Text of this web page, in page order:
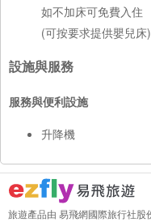
如不加床可免費入住
(可按要求提供嬰兒床)
設施與服務
服務與便利設施
升降機